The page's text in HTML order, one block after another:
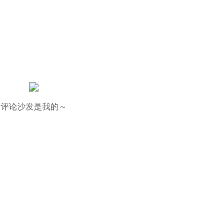
评论沙发是我的～